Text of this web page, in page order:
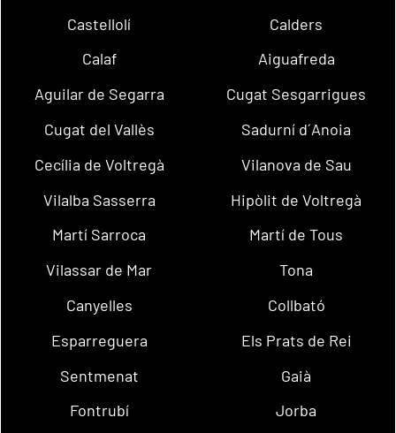
Castellolí
Calders
Calaf
Aiguafreda
Aguilar de Segarra
Cugat Sesgarrigues
Cugat del Vallès
Sadurní d´Anoia
Cecília de Voltregà
Vilanova de Sau
Vilalba Sasserra
Hipòlit de Voltregà
Martí Sarroca
Martí de Tous
Vilassar de Mar
Tona
Canyelles
Collbató
Esparreguera
Els Prats de Rei
Sentmenat
Gaià
Fontrubí
Jorba